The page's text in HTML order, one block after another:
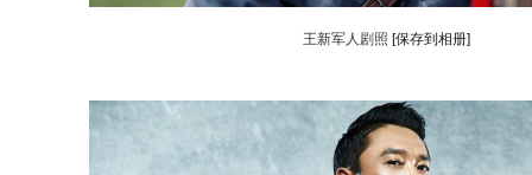
王新军人剧照 [保存到相册]